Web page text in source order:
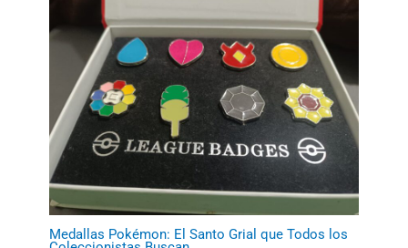
Medallas Pokémon: El Santo Grial que Todos los